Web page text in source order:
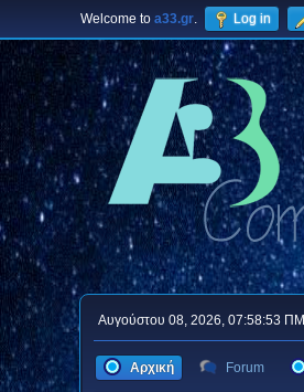
Welcome to a33.gr. Log in
Αυγούστου 08, 2026, 07:58:53 ΠΜ
Αρχική Forum